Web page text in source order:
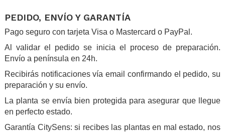
PEDIDO, ENVÍO Y GARANTÍA
Pago seguro con tarjeta Visa o Mastercard o PayPal.
Al validar el pedido se inicia el proceso de preparación.
Envío a península en 24h.
Recibirás notificaciones vía email confirmando el pedido, su
preparación y su envío.
La planta se envía bien protegida para asegurar que llegue
en perfecto estado.
Garantía CitySens: si recibes las plantas en mal estado, nos